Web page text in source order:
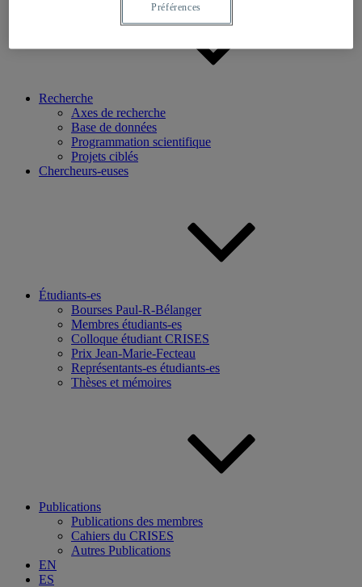
Recherche
Axes de recherche
Base de données
Programmation scientifique
Projets ciblés
Chercheurs-euses
Étudiants-es
Bourses Paul-R-Bélanger
Membres étudiants-es
Colloque étudiant CRISES
Prix Jean-Marie-Fecteau
Représentants-es étudiants-es
Thèses et mémoires
Publications
Publications des membres
Cahiers du CRISES
Autres Publications
EN
ES
Préférences